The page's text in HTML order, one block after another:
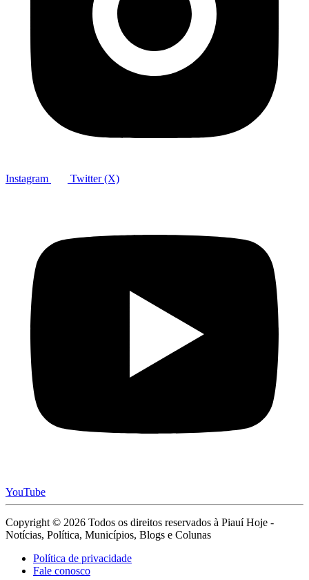
Instagram Twitter (X)
YouTube
Copyright © 2026 Todos os direitos reservados à Piauí Hoje -
Notícias, Política, Municípios, Blogs e Colunas
Política de privacidade
Fale conosco